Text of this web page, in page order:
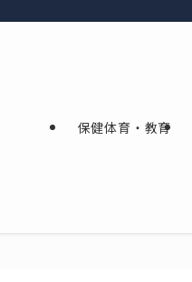
保健体育・教育